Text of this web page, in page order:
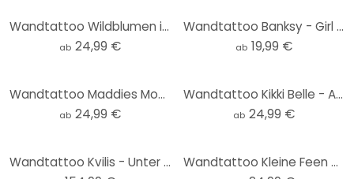
Wandtattoo Wildblumen in Kreide-Optik Greige - Bloomery Decor - Rund
ab 24,99 €
Wandtattoo Banksy - Girl with the red Balloon
ab 19,99 €
Wandtattoo Maddies Mood - Jota de jai - Rund
ab 24,99 €
Wandtattoo Kikki Belle - Abenteuer der Dinos - Rund
ab 24,99 €
Wandtattoo Kvilis - Unter dem Meer XXL-Set (53-teilig) - 188x120 cm
Wandtattoo Kleine Feen über rosa Wolken - Oliver Robins - Rund